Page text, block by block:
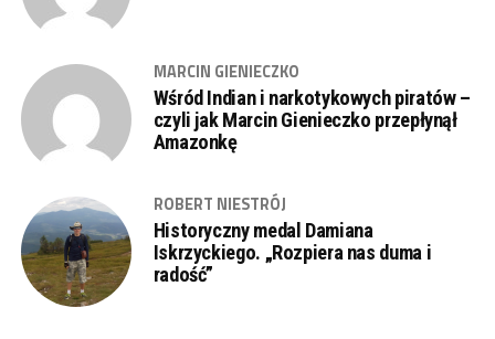
MARCIN GIENIECZKO
Wśród Indian i narkotykowych piratów –
czyli jak Marcin Gienieczko przepłynął
Amazonkę
ROBERT NIESTRÓJ
Historyczny medal Damiana
Iskrzyckiego. „Rozpiera nas duma i
radość”